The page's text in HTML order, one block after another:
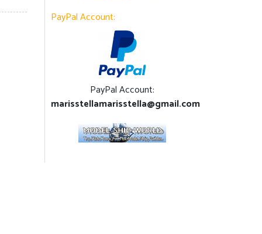
PayPal Account:
PayPal Account:
marisstellamarisstella@gmail.com